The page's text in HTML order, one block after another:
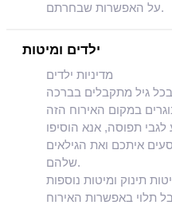
על האפשרות שבחרתם.
ילדים ומיטות
מדיניות ילדים
לגבי תפוסה, אנא הוסיפו
איתכם ואת הגילאים
שלהם.
תינוק ומיטות נוספות
תלוי באפשרות האירוח